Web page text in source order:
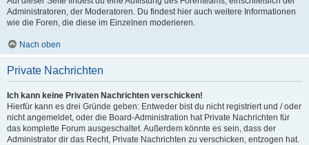
Administratoren, der Moderatoren. Du findest hier auch weitere Informationen
wie die Foren, die diese im Einzelnen moderieren.
Nach oben
Private Nachrichten
Ich kann keine Privaten Nachrichten verschicken!
Hierfür kann es drei Gründe geben: Entweder bist du nicht registriert und / oder
nicht angemeldet, oder die Board-Administration hat Private Nachrichten für
das komplette Forum ausgeschaltet. Außerdem könnte es sein, dass der
Administrator dir das Recht, Private Nachrichten zu verschicken, entzogen hat.